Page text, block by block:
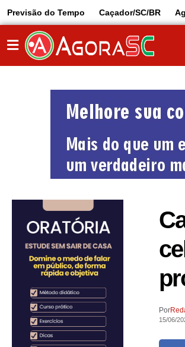
Previsão do Tempo Caçador/SC/BR
Por
15/06/